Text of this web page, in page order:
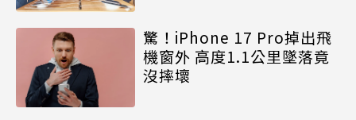
驚！iPhone 17 Pro掉出飛
機窗外 高度1.1公里墜落竟
沒摔壞